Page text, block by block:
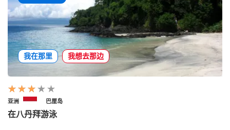
我在那里 我想去那边
亚洲 巴厘岛
在八丹拜游泳